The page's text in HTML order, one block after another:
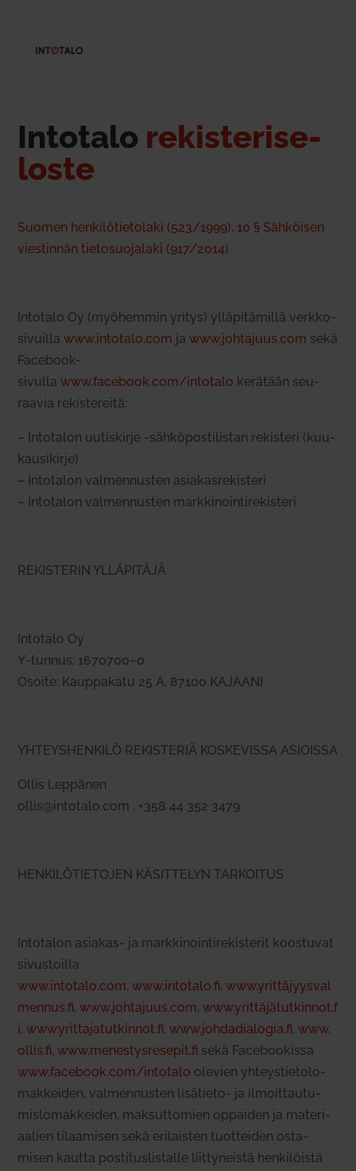
Intotalo rekis­te­ri­se­
loste
Suomen hen­ki­lö­tie­tolaki (523/1999), 10 § Säh­köisen
vies­tinnän tie­to­suo­jalaki (917/2014)
Intotalo Oy (myö­hemmin yritys) yllä­pi­tä­millä verk­ko­
si­vuillawww.intotalo.com jawww.johtajuus.com sekä
Facebook-
sivullawww.facebook.com/intotalo kerätään seu­
raavia rekis­te­reitä:
– Into­talon uutis­kirje ‑säh­kö­pos­ti­listan rekisteri (kuu­
kausi­kirje)
– Into­talon val­men­nusten asia­kas­re­kisteri
– Into­talon val­men­nusten mark­ki­noin­ti­re­kisteri
REKISTERIN YLLÄPITÄJÄ
Intotalo Oy
Y‑tunnus: 1670700–0
Osoite: Kaup­pakatu 25 A, 87100 KAJAANI
YHTEYSHENKILÖ REKISTERIÄ KOSKEVISSA ASIOISSA
Ollis Lep­pänen
ollis@intotalo.com , +358 44 352 3479
HENKILÖTIETOJEN KÄSITTELYN TARKOITUS
Into­talon asiakas- ja mark­ki­noin­ti­re­kis­terit koos­tuvat
sivus­toilla
www.intotalo.com,www.intotalo.fi,www.yrittäjyysval
mennus.fi,www.johtajuus.com,www.yrittäjätutkinnot.f
i,www.yrittajatutkinnot.fi,www.johdadialogia.fi,www.
ollis.fi,www.menestysresepit.fi sekä Face­boo­kissa
www.facebook.com/intotalo olevien yhteys­tie­to­lo­
mak­keiden, val­men­nusten lisä­tieto- ja ilmoit­tau­tu­
mis­lo­mak­keiden, mak­sut­tomien oppaiden ja mate­ri­
aalien tilaa­misen sekä eri­laisten tuot­teiden osta­
misen kautta pos­ti­tus­lis­talle liit­ty­neistä hen­ki­löistä